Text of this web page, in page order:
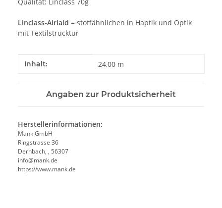
Linclass-Airlaid = stoffähnlichen in Haptik und Optik
mit Textilstrucktur
Produkteigenschaft
Wert
Inhalt: 24,00 m
Angaben zur Produktsicherheit
Herstellerinformationen:
Mank GmbH
Ringstrasse 36
Dernbach, , 56307
info@mank.de
https://www.mank.de